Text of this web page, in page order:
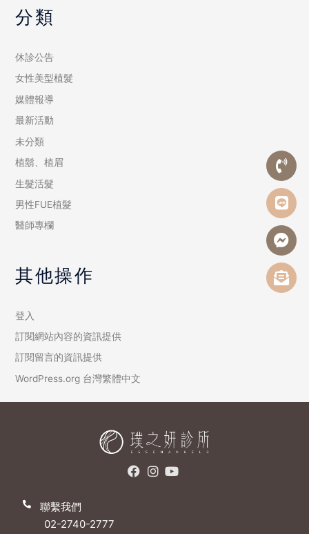
分類
休診公告
女性美型植髮
媒體報導
最新活動
未分類
植鬍、植眉
生髮活髮
男性FUE植髮
醫師專欄
其他操作
登入
訂閱網站內容的資訊提供
訂閱留言的資訊提供
WordPress.org 台灣繁體中文
聯繫我們
02-2740-2777